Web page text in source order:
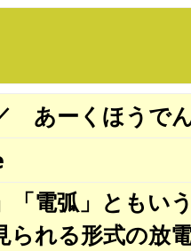
あーくほうで
「電弧」ともい
られる形式の放